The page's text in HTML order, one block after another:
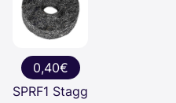
0,40€
SPRF1 Stagg